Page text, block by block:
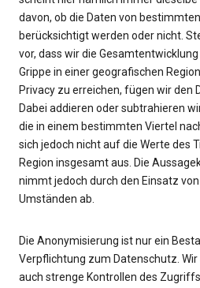
davon, ob die Daten von
berücksichtigt werden oder nicht.
vor, dass wir die
Grippe in einer geografischen
Privacy zu erreichen, fügen wir den
Dabei addieren oder subtrahieren
die in einem bestimmten Viertel
sich jedoch nicht auf die Werte des
Region insgesamt aus. Die
nimmt jedoch durch den Einsatz
Umständen ab.
Die Anonymisierung ist nur ein
Verpflichtung zum Datenschutz.
auch strenge Kontrollen des